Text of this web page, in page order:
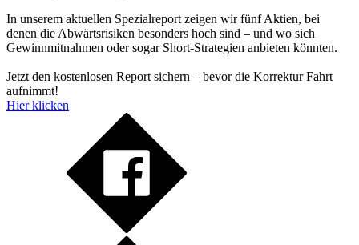
In unserem aktuellen Spezialreport zeigen wir fünf Aktien, bei
denen die Abwärtsrisiken besonders hoch sind – und wo sich
Gewinnmitnahmen oder sogar Short-Strategien anbieten könnten.
Jetzt den kostenlosen Report sichern – bevor die Korrektur Fahrt
aufnimmt!
Hier klicken